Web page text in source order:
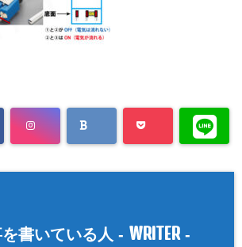
書いている人 - WRITER-